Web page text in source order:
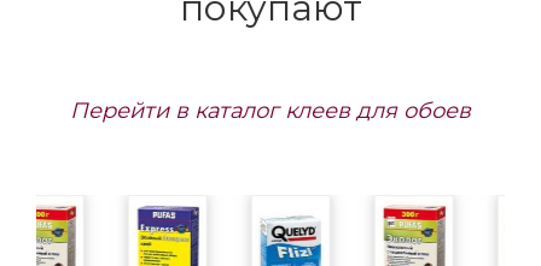
Перейти в каталог клеев для обоев